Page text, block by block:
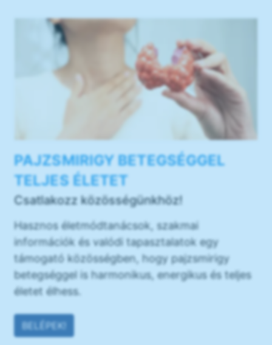
PAJZSMIRIGY BETEGSÉGGEL
TELJES ÉLETET
Csatlakozz közösségünkhöz!
Hasznos életmódtanácsok, szakmai
információk és valódi tapasztalatok egy
támogató közösségben, hogy pajzsmirigy
betegséggel is harmonikus, energikus és teljes
életet élhess.
BELÉPEK!